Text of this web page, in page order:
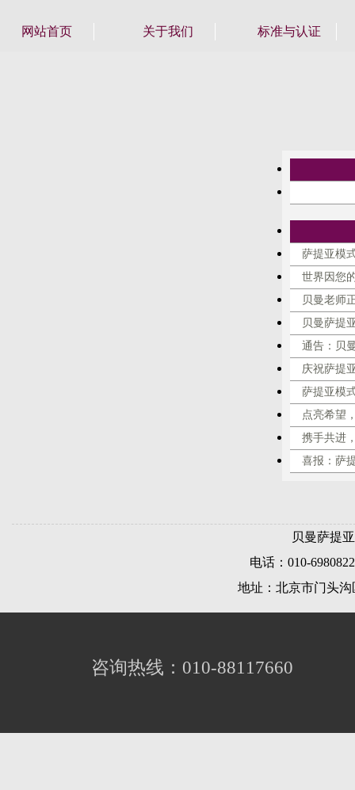
网站首页 关于我们 标准与认证
萨提亚模
世界因您
贝曼老师
贝曼萨提
通告：贝
庆祝萨提
萨提亚模
点亮希望
携手共进
喜报：萨
贝曼萨提
电话：010-
地址：北京市门头
咨询热线：010-88117660